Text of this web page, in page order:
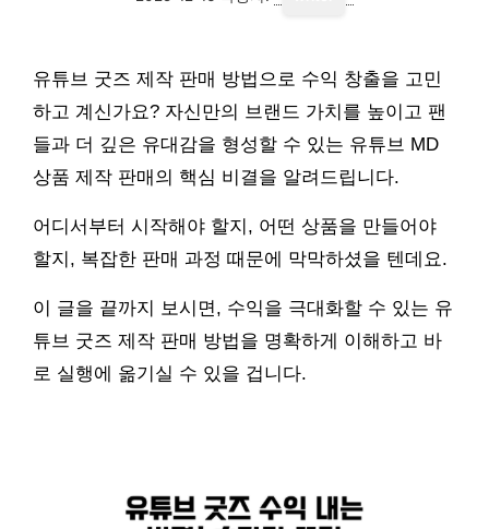
유튜브 굿즈 제작 판매 방법으로 수익 창출을 고민
하고 계신가요? 자신만의 브랜드 가치를 높이고 팬
들과 더 깊은 유대감을 형성할 수 있는 유튜브 MD
상품 제작 판매의 핵심 비결을 알려드립니다.
어디서부터 시작해야 할지, 어떤 상품을 만들어야
할지, 복잡한 판매 과정 때문에 막막하셨을 텐데요.
이 글을 끝까지 보시면, 수익을 극대화할 수 있는 유
튜브 굿즈 제작 판매 방법을 명확하게 이해하고 바
로 실행에 옮기실 수 있을 겁니다.